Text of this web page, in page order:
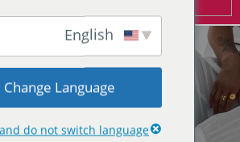
Change Language
do not switch language